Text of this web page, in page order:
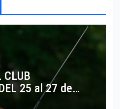
CLUB
25 al 27 de